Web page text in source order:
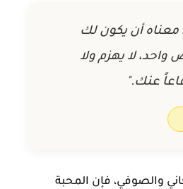
معناه أن يكون لك
لا يهزم ولا
عنك."
والصوفي، فإن المحبة